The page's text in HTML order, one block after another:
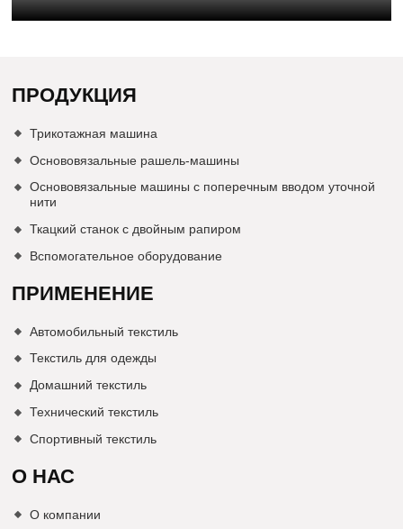
ПРОДУКЦИЯ
Трикотажная машина
Основовязальные рашель-машины
Основовязальные машины с поперечным вводом уточной
нити
Ткацкий станок с двойным рапиром
Вспомогательное оборудование
ПРИМЕНЕНИЕ
Автомобильный текстиль
Текстиль для одежды
Домашний текстиль
Технический текстиль
Спортивный текстиль
О НАС
О компании